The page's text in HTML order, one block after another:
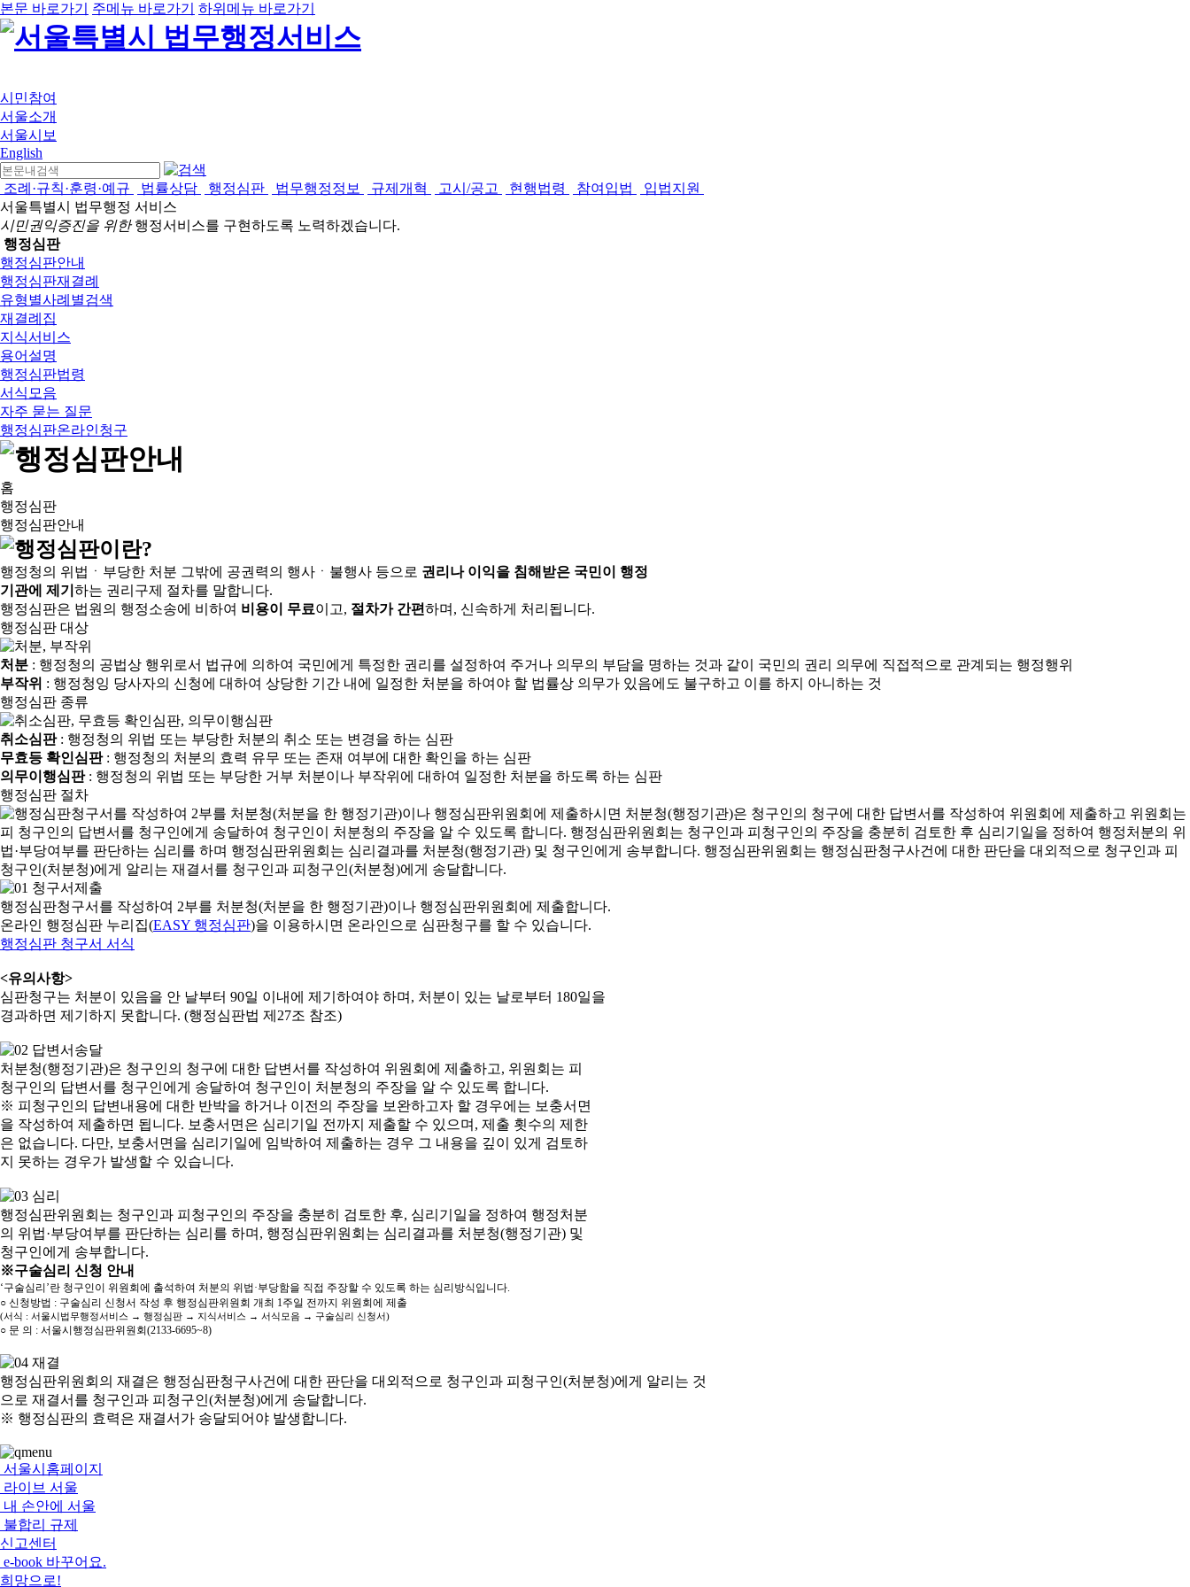
본문 바로가기 주메뉴 바로가기 하위메뉴 바로가기
시민참여
서울소개
서울시보
English
조례·규칙·훈령·예규 법률상담 행정심판 법무행정정보 규제개혁 고시/공고 현행법령 참여입법
입법지원
서울특별시 법무행정 서비스
시민권익증진을 위한행정서비스를 구현하도록 노력하겠습니다.
행정심판
행정심판안내
행정심판재결례
유형별사례별검색
재결례집
지식서비스
용어설명
행정심판법령
서식모음
자주 묻는 질문
행정심판온라인청구
홈
행정심판
행정심판안내
행정청의 위법ㆍ부당한 처분 그밖에 공권력의 행사ㆍ불행사 등으로 권리나 이익을 침해받은 국민이 행정
기관에 제기 하는 권리구제 절차를 말합니다.
행정심판은 법원의 행정소송에 비하여 비용이 무료이고, 절차가 간편하며, 신속하게 처리됩니다.
행정심판 대상
처분 : 행정청의 공법상 행위로서 법규에 의하여 국민에게 특정한 권리를 설정하여 주거나 의무의 부담을 명하는 것과 같이 국민의 권리 의무에 직접적으로 관계되는 행정행위
부작위 : 행정청잉 당사자의 신청에 대하여 상당한 기간 내에 일정한 처분을 하여야 할 법률상 의무가 있음에도 불구하고 이를 하지 아니하는 것
행정심판 종류
취소심판: 행정청의 위법 또는 부당한 처분의 취소 또는 변경을 하는 심판
무효등 확인심판: 행정청의 처분의 효력 유무 또는 존재 여부에 대한 확인을 하는 심판
의무이행심판: 행정청의 위법 또는 부당한 거부 처분이나 부작위에 대하여 일정한 처분을 하도록 하는 심판
행정심판 절차
행정심판청구서를 작성하여 2부를 처분청(처분을 한 행정기관)이나 행정심판위원회에 제출합니다.
온라인 행정심판 누리집(EASY 행정심판)을 이용하시면 온라인으로 심판청구를 할 수 있습니다.
행정심판 청구서 서식
<유의사항>
심판청구는 처분이 있음을 안 날부터 90일 이내에 제기하여야 하며, 처분이 있는 날로부터 180일을
경과하면 제기하지 못합니다. (행정심판법 제27조 참조)
처분청(행정기관)은 청구인의 청구에 대한 답변서를 작성하여 위원회에 제출하고, 위원회는 피
청구인의 답변서를 청구인에게 송달하여 청구인이 처분청의 주장을 알 수 있도록 합니다.
※ 피청구인의 답변내용에 대한 반박을 하거나 이전의 주장을 보완하고자 할 경우에는 보충서면
을 작성하여 제출하면 됩니다. 보충서면은 심리기일 전까지 제출할 수 있으며, 제출 횟수의 제한
은 없습니다. 다만, 보충서면을 심리기일에 임박하여 제출하는 경우 그 내용을 깊이 있게 검토하
지 못하는 경우가 발생할 수 있습니다.
행정심판위원회는 청구인과 피청구인의 주장을 충분히 검토한 후, 심리기일을 정하여 행정처분
의 위법·부당여부를 판단하는 심리를 하며, 행정심판위원회는 심리결과를 처분청(행정기관) 및
청구인에게 송부합니다.
※구술심리 신청 안내
‘구술심리’란 청구인이 위원회에 출석하여 처분의 위법·부당함을 직접 주장할 수 있도록 하는 심리방식입니다.
○ 신청방법 : 구술심리 신청서 작성 후 행정심판위원회 개최 1주일 전까지 위원회에 제출
(서식 : 서울시법무행정서비스 → 행정심판 → 지식서비스 → 서식모음 → 구술심리 신청서)
○ 문 의 : 서울시행정심판위원회(2133-6695~8)
행정심판위원회의 재결은 행정심판청구사건에 대한 판단을 대외적으로 청구인과 피청구인(처분청)에게 알리는 것
으로 재결서를 청구인과 피청구인(처분청)에게 송달합니다.
※ 행정심판의 효력은 재결서가 송달되어야 발생합니다.
서울시홈페이지
라이브 서울
내 손안에 서울
불합리 규제
신고센터
e-book 바꾸어요.
희망으로!